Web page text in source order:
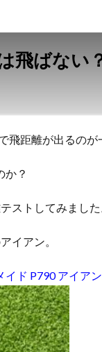
飛ばない
飛距離が出るのが
？
ストしてみました
イアン。
イド P790 アイアン